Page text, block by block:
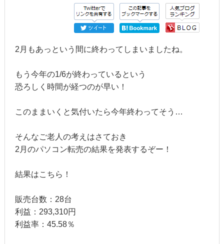
2月もあっという間に終わってしまいましたね。
もう今年の1/6が終わっているという
恐ろしく時間が経つのが早い！
このままいくと気付いたら今年終わってそう…
そんなご老人の考えはさておき
2月のパソコン転売の結果を発表するぞー！
結果はこちら！
販売台数：28台
利益：293,310円
利益率：45.58％